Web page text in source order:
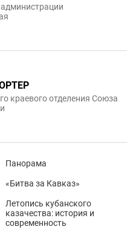
краевого отделения Союза
Панорама
«Битва за Кавказ»
Летопись кубанского
казачества: история и
современность